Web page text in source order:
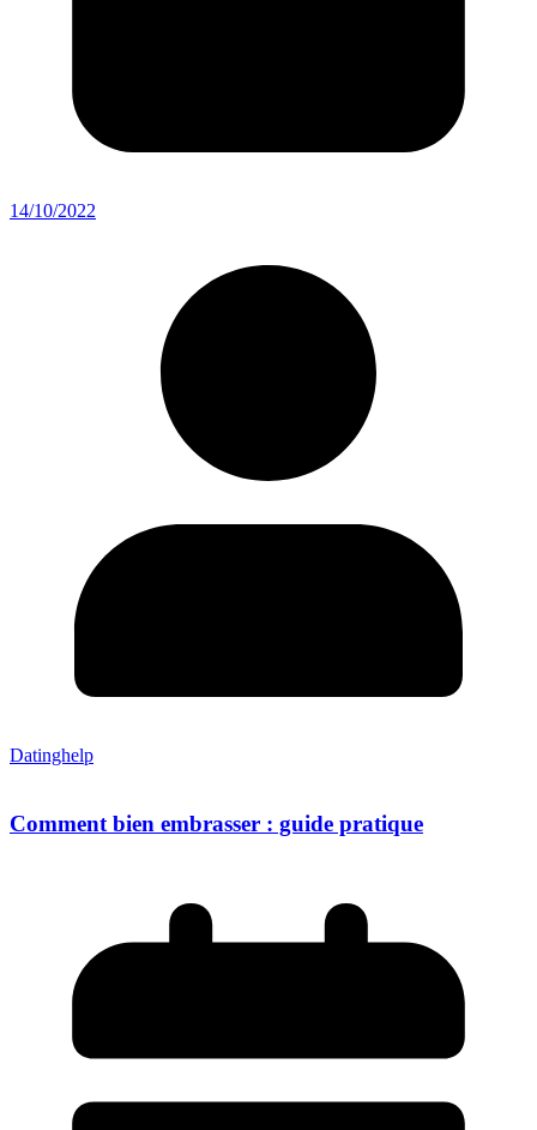
14/10/2022
Datinghelp
Comment bien embrasser : guide pratique